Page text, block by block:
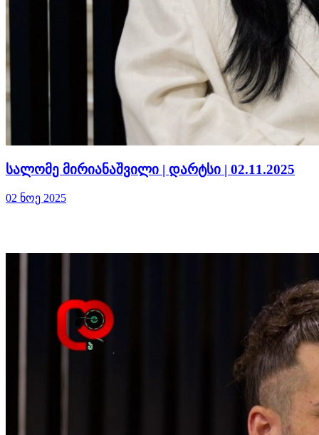
სალომე მირიანაშვილი | დარტსი | 02.11.2025
02 ნოე 2025